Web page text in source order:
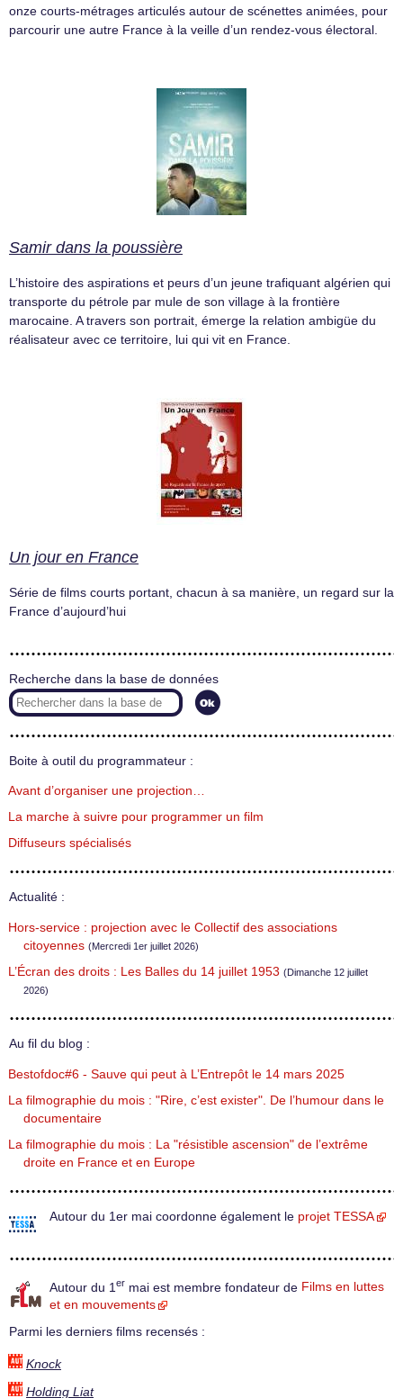
onze courts-métrages articulés autour de scénettes animées, pour
parcourir une autre France à la veille d’un rendez-vous électoral.
Samir dans la poussière
L’histoire des aspirations et peurs d’un jeune trafiquant algérien qui
transporte du pétrole par mule de son village à la frontière
marocaine. A travers son portrait, émerge la relation ambigüe du
réalisateur avec ce territoire, lui qui vit en France.
Un jour en France
Série de films courts portant, chacun à sa manière, un regard sur la
France d’aujourd’hui
Recherche dans la base de données
Boite à outil du programmateur :
Avant d’organiser une projection…
La marche à suivre pour programmer un film
Diffuseurs spécialisés
Actualité :
Hors-service : projection avec le Collectif des associations
citoyennes (Mercredi 1er juillet 2026)
L’Écran des droits : Les Balles du 14 juillet 1953 (Dimanche 12 juillet
2026)
Au fil du blog :
Bestofdoc#6 - Sauve qui peut à L’Entrepôt le 14 mars 2025
La filmographie du mois : "Rire, c’est exister". De l’humour dans le
documentaire
La filmographie du mois : La "résistible ascension" de l’extrême
droite en France et en Europe
Autour du 1er mai coordonne également le projet TESSA
Autour du 1 er mai est membre fondateur de Films en luttes
et en mouvements
Parmi les derniers films recensés :
Knock
Holding Liat